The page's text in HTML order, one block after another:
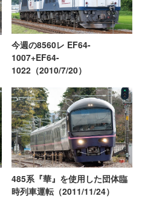
今週の8560レ EF64-
1007+EF64-
1022（2010/7/20）
485系『華』を使用した団体臨
時列車運転（2011/11/24）